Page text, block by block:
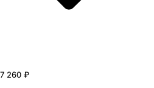
7 260 ₽